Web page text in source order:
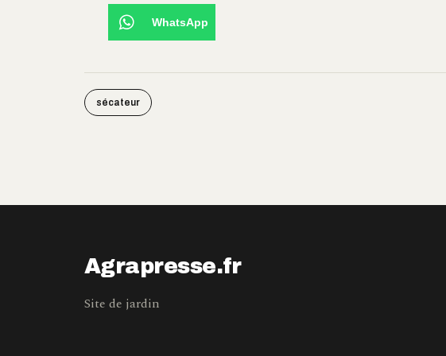
WhatsApp
sécateur
Agrapresse.fr
Site de jardin